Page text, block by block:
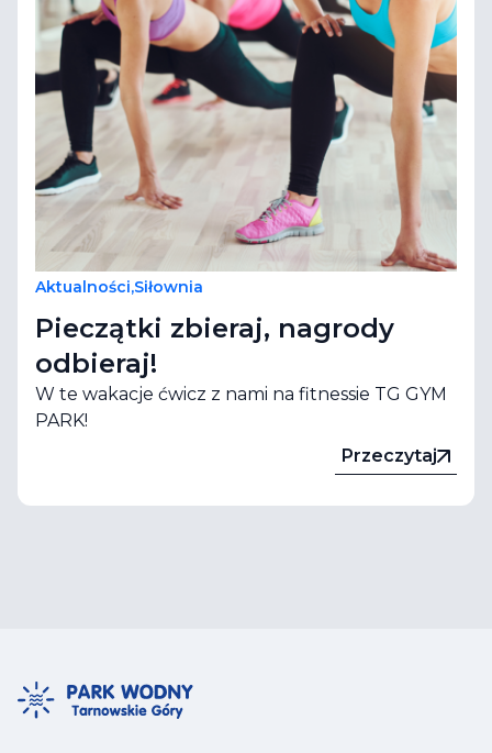
Aktualności,Siłownia
Pieczątki zbieraj, nagrody
odbieraj!
W te wakacje ćwicz z nami na fitnessie TG GYM
PARK!
Przeczytaj